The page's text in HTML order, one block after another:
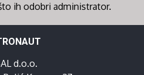
ih odobri administrator.
d.o.o.